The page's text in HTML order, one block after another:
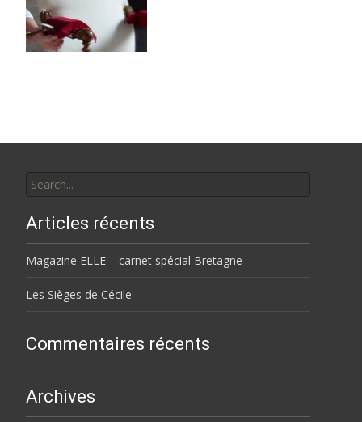
for:
Articles récents
Magazine ELLE – carnet spécial Bretagne
Les Sièges de Cécile
Commentaires récents
Archives